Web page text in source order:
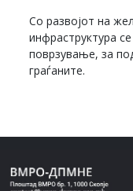
Со развојот на
инфраструктура
поврзување, за
граѓаните.